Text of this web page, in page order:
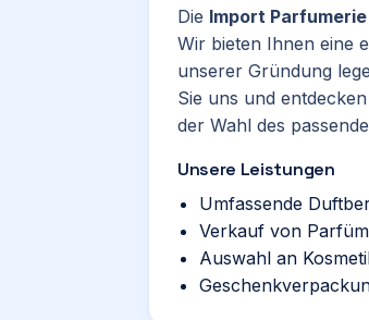
Die Import Parfumerie
Wir bieten Ihnen eine
unserer Gründung
Sie uns und
der Wahl des
Unsere Leistungen
Umfassende
Verkauf von
Auswahl an